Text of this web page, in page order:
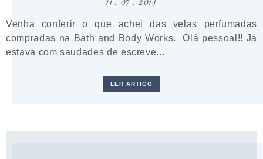
Venha conferir o que achei das velas perfumadas
compradas na Bath and Body Works. Olá pessoal!! Já
estava com saudades de escreve...
LER ARTIGO